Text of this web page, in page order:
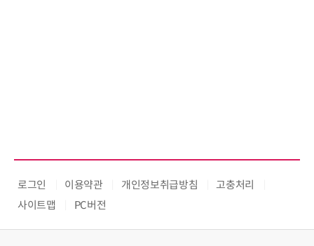
로그인 이용약관 개인정보취급방침
고충처리
사이트맵
PC버전